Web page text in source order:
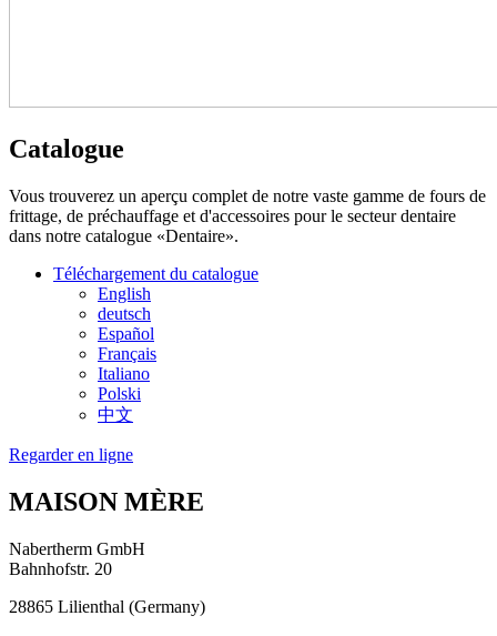
Catalogue
Vous trouverez un aperçu complet de notre vaste gamme de fours de
frittage, de préchauffage et d'accessoires pour le secteur dentaire
dans notre catalogue «Dentaire».
Téléchargement du catalogue
English
deutsch
Español
Français
Italiano
Polski
中文
Regarder en ligne
MAISON MÈRE
Nabertherm GmbH
Bahnhofstr. 20
28865 Lilienthal (Germany)